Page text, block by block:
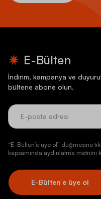
E-Bülten
İndirim, kampanya ve
bültene abone olun.
“E-Bülten’e üye ol” düğmesine
kapsamında aydınlatma metnini
E-Bülten’e üye ol